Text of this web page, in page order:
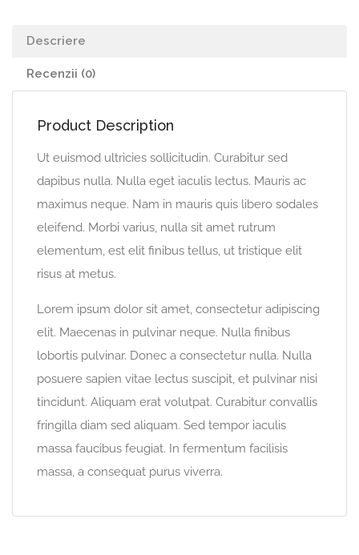
Descriere
Recenzii (0)
Product Description
Ut euismod ultricies sollicitudin. Curabitur sed
dapibus nulla. Nulla eget iaculis lectus. Mauris ac
maximus neque. Nam in mauris quis libero sodales
eleifend. Morbi varius, nulla sit amet rutrum
elementum, est elit finibus tellus, ut tristique elit
risus at metus.
Lorem ipsum dolor sit amet, consectetur adipiscing
elit. Maecenas in pulvinar neque. Nulla finibus
lobortis pulvinar. Donec a consectetur nulla. Nulla
posuere sapien vitae lectus suscipit, et pulvinar nisi
tincidunt. Aliquam erat volutpat. Curabitur convallis
fringilla diam sed aliquam. Sed tempor iaculis
massa faucibus feugiat. In fermentum facilisis
massa, a consequat purus viverra.